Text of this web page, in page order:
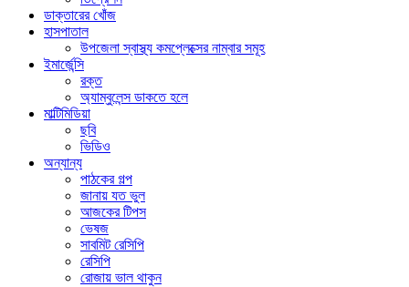
ডাক্তারের খোঁজ
হাসপাতাল
উপজেলা স্বাস্থ্য কমপ্লেক্সের নাম্বার সমূহ
ইমার্জেন্সি
রক্ত
অ্যাম্বুলেন্স ডাকতে হলে
মাল্টিমিডিয়া
ছবি
ভিডিও
অন্যান্য
পাঠকের গল্প
জানায় যত ভুল
আজকের টিপস
ভেষজ
সাবমিট রেসিপি
রেসিপি
রোজায় ভাল থাকুন